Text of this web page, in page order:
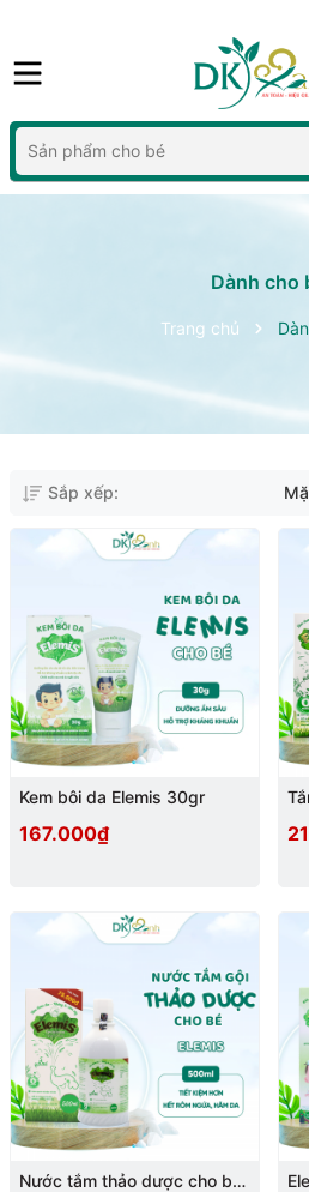
Dành cho
Trang chủ
Sắp xếp:
Kem bôi da Elemis 30gr
167.000₫
Nước tắm thảo dược cho bé